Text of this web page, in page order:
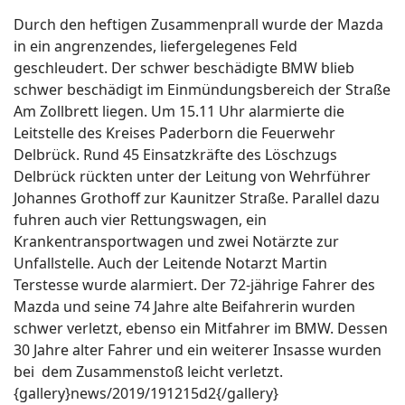
Durch den heftigen Zusammenprall wurde der Mazda
in ein angrenzendes, liefergelegenes Feld
geschleudert. Der schwer beschädigte BMW blieb
schwer beschädigt im Einmündungsbereich der Straße
Am Zollbrett liegen. Um 15.11 Uhr alarmierte die
Leitstelle des Kreises Paderborn die Feuerwehr
Delbrück. Rund 45 Einsatzkräfte des Löschzugs
Delbrück rückten unter der Leitung von Wehrführer
Johannes Grothoff zur Kaunitzer Straße. Parallel dazu
fuhren auch vier Rettungswagen, ein
Krankentransportwagen und zwei Notärzte zur
Unfallstelle. Auch der Leitende Notarzt Martin
Terstesse wurde alarmiert. Der 72-jährige Fahrer des
Mazda und seine 74 Jahre alte Beifahrerin wurden
schwer verletzt, ebenso ein Mitfahrer im BMW. Dessen
30 Jahre alter Fahrer und ein weiterer Insasse wurden
bei dem Zusammenstoß leicht verletzt.
{gallery}news/2019/191215d2{/gallery}